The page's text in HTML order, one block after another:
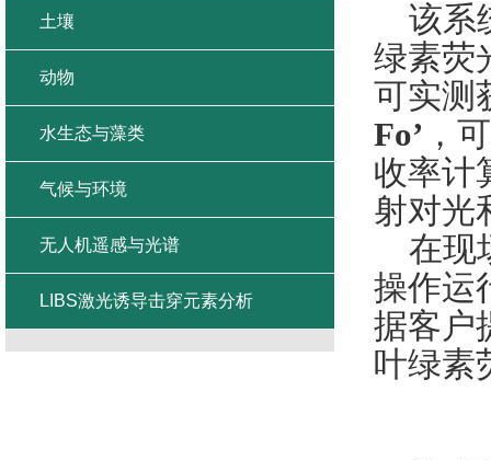
该系
绿素荧
可实测
Fo’ ，
收率计
射对光
在现
操作运
据客户
叶绿素
土壤
动物
水生态与藻类
气候与环境
无人机遥感与光谱
LIBS激光诱导击穿元素分析